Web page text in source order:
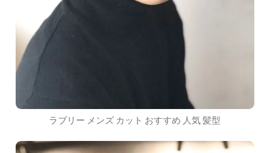
ラブリー メンズ カット おすすめ 人気 髪型